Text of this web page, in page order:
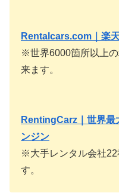
Rentalcars.com｜楽
※世界6000箇所以上
来ます。
RentingCarz｜世界最
ンジン
※大手レンタル会社22
す。